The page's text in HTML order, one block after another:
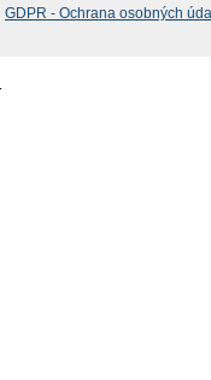
GDPR - Ochrana osobných